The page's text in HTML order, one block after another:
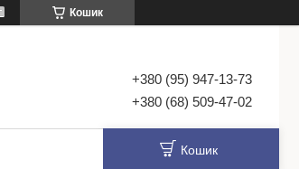
Кошик
+380 (95) 947-13-73
+380 (68) 509-47-02
Кошик